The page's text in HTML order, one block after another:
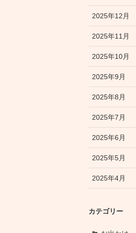
2025年12月
2025年11月
2025年10月
2025年9月
2025年8月
2025年7月
2025年6月
2025年5月
2025年4月
カテゴリー